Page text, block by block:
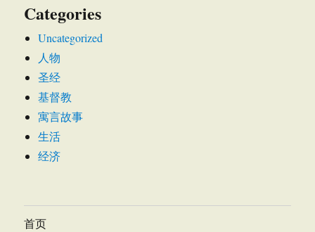
Categories
Uncategorized
人物
圣经
基督教
寓言故事
生活
经济
首页